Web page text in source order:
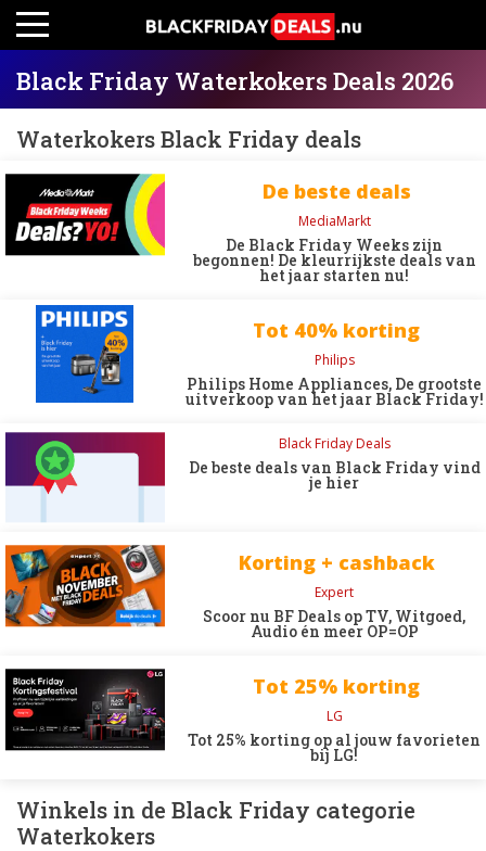
Black Friday Waterkokers Deals 2026
Waterkokers Black Friday deals
De beste deals
MediaMarkt
De Black Friday Weeks zijn
begonnen! De kleurrijkste deals van
het jaar starten nu!
Tot 40% korting
Philips
Philips Home Appliances, De grootste
uitverkoop van het jaar Black Friday!
Black Friday Deals
De beste deals van Black Friday vind
je hier
Korting + cashback
Expert
Scoor nu BF Deals op TV, Witgoed,
Audio én meer OP=OP
Tot 25% korting
LG
Tot 25% korting op al jouw favorieten
bij LG!
Winkels in de Black Friday categorie
Waterkokers